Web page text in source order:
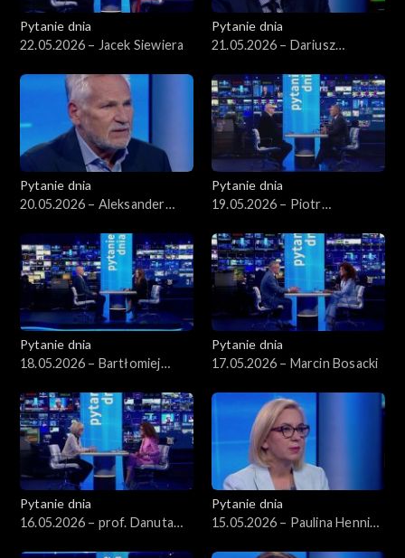
Pytanie dnia
22.05.2026 – Jacek Siewiera
Pytanie dnia
21.05.2026 – Dariusz
Pytanie dnia
20.05.2026 – Aleksander
Pytanie dnia
19.05.2026 – Piotr
Pytanie dnia
18.05.2026 – Bartłomiej
Pytanie dnia
17.05.2026 – Marcin Bosacki
Pytanie dnia
16.05.2026 – prof. Danuta
Pytanie dnia
15.05.2026 – Paulina Hennig-